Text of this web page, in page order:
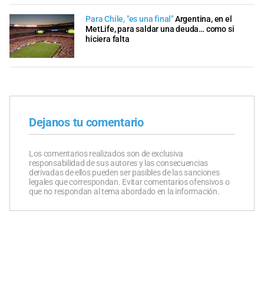
Para Chile, "es una final"Argentina, en el
MetLife, para saldar una deuda… como si
hiciera falta
Dejanos tu comentario
Los comentarios realizados son de exclusiva
responsabilidad de sus autores y las consecuencias
derivadas de ellos pueden ser pasibles de las sanciones
legales que correspondan. Evitar comentarios ofensivos o
que no respondan al tema abordado en la información.